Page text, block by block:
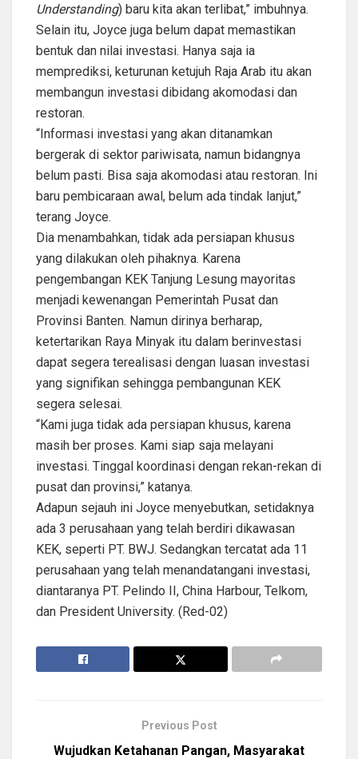
Understanding) baru kita akan terlibat,” imbuhnya.
Selain itu, Joyce juga belum dapat memastikan
bentuk dan nilai investasi. Hanya saja ia
memprediksi, keturunan ketujuh Raja Arab itu akan
membangun investasi dibidang akomodasi dan
restoran.
“Informasi investasi yang akan ditanamkan
bergerak di sektor pariwisata, namun bidangnya
belum pasti. Bisa saja akomodasi atau restoran. Ini
baru pembicaraan awal, belum ada tindak lanjut,”
terang Joyce.
Dia menambahkan, tidak ada persiapan khusus
yang dilakukan oleh pihaknya. Karena
pengembangan KEK Tanjung Lesung mayoritas
menjadi kewenangan Pemerintah Pusat dan
Provinsi Banten. Namun dirinya berharap,
ketertarikan Raya Minyak itu dalam berinvestasi
dapat segera terealisasi dengan luasan investasi
yang signifikan sehingga pembangunan KEK
segera selesai.
“Kami juga tidak ada persiapan khusus, karena
masih ber proses. Kami siap saja melayani
investasi. Tinggal koordinasi dengan rekan-rekan di
pusat dan provinsi,” katanya.
Adapun sejauh ini Joyce menyebutkan, setidaknya
ada 3 perusahaan yang telah berdiri dikawasan
KEK, seperti PT. BWJ. Sedangkan tercatat ada 11
perusahaan yang telah menandatangani investasi,
diantaranya PT. Pelindo II, China Harbour, Telkom,
dan President University. (Red-02)
Previous Post
Wujudkan Ketahanan Pangan, Masyarakat